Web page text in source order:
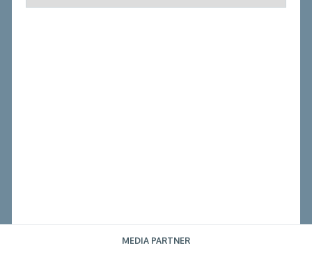
MEDIA PARTNER